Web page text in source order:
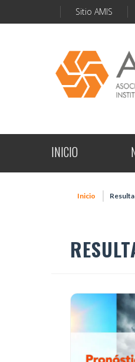
Sitio AMIS
INICIO
Inicio